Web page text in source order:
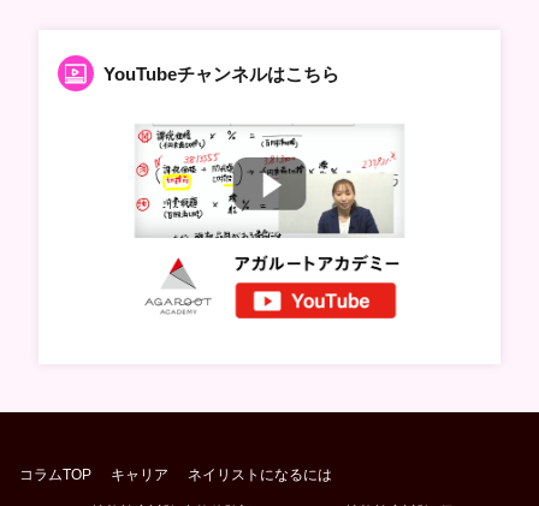
YouTubeチャンネルはこちら
コラムTOP キャリア ネイリストになるには